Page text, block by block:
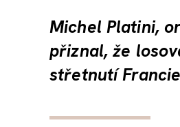
Michel Platini,
přiznal, že
střetnutí